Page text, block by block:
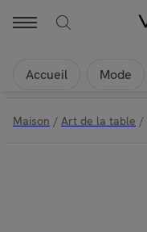
Accueil Mode
Maison / Art de la table /